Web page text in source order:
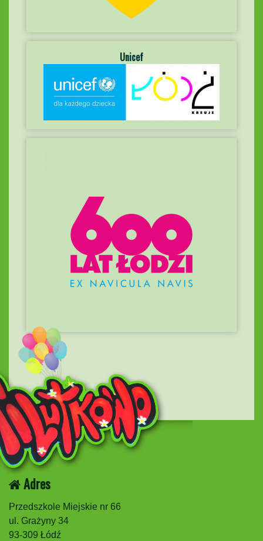
Unicef
Adres
Przedszkole Miejskie nr 66
ul. Grażyny 34
93-309 Łódź